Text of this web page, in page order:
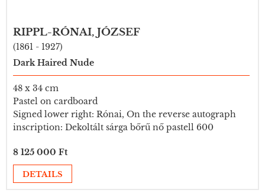
RIPPL-RÓNAI, JÓZSEF
(1861 - 1927)
Dark Haired Nude
48 x 34 cm
Pastel on cardboard
Signed lower right: Rónai, On the reverse autograph
inscription: Dekoltált sárga bőrű nő pastell 600
8 125 000 Ft
DETAILS